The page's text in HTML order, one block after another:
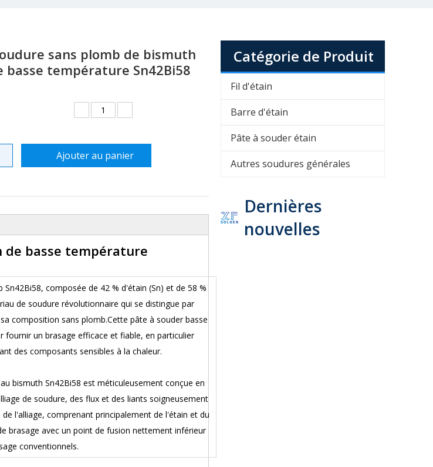
sans plomb de bismuth
basse température Sn42Bi58
Ajouter au panier
de basse température
composée de 42 % d'étain (Sn) et de 58 %
de soudure révolutionnaire qui se distingue par
composition sans plomb.Cette pâte à souder basse
fournir un brasage efficace et fiable, en particulier
des composants sensibles à la chaleur.
bismuth Sn42Bi58 est méticuleusement conçue en
de soudure, des flux et des liants soigneusement
l'alliage, comprenant principalement de l'étain et du
brasage avec un point de fusion nettement inférieur
conventionnels.
Catégorie de Produit
Fil d'étain
Barre d'étain
Pâte à souder étain
Autres soudures générales
Dernières
nouvelles